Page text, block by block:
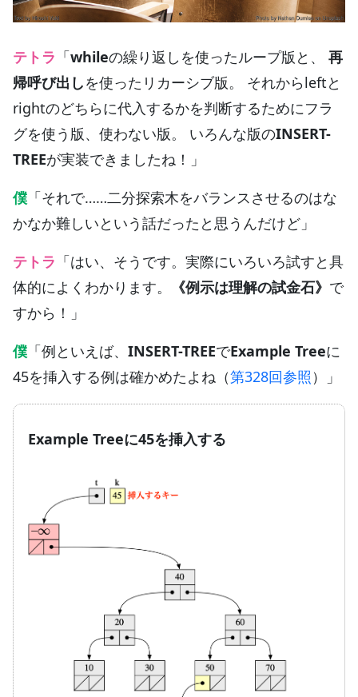
テトラ 「whileの繰り返しを使ったループ版と、 再
帰呼び出しを使ったリカーシブ版。 それからleftと
rightのどちらに代入するかを判断するためにフラ
グを使う版、使わない版。 いろんな版のINSERT-
TREEが実装できましたね！」
僕 「それで……二分探索木をバランスさせるのはな
かなか難しいという話だったと思うんだけど」
テトラ 「はい、そうです。実際にいろいろ試すと具
体的によくわかります。
《例示は理解の試金石》 で
すから！」
僕 「例といえば、 INSERT-TREEでExample Treeに
45を挿入する例は確かめたよね（第328回参照 ）」
Example Treeに45を挿入する